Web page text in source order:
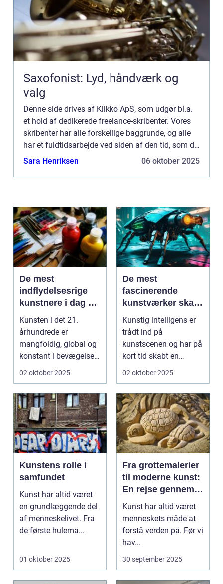
Saxofonist: Lyd, håndværk og
valg
Denne side drives af Klikko ApS, som udgør bl.a.
et hold af dedikerede freelance-skribenter. Vores
skribenter har alle forskellige baggrunde, og alle
har et fuldtidsarbejde ved siden af den tid, som de
bruger på at skrive aktuelle indlæg til denne bl...
Sara Henriksen 06 oktober 2025
De mest
indflydelsesrige
kunstnere i dag og
deres bidrag
Kunsten i det 21.
århundrede er
mangfoldig, global og
konstant i bevægelse.
Hvor fortide...
02 oktober 2025
De mest
fascinerende
kunstværker skabt
med kunstig
intelligens
Kunstig intelligens er
trådt ind på
kunstscenen og har på
kort tid skabt en
b&osla...
02 oktober 2025
Kunstens rolle i
samfundet
Kunst har altid været
en grundlæggende del
af menneskelivet. Fra
de første hulema...
01 oktober 2025
Fra grottemalerier
til moderne kunst:
En rejse gennem
billedkunstens
udvikling
Kunst har altid været
menneskets måde at
forstå verden på. Før vi
hav...
30 september 2025